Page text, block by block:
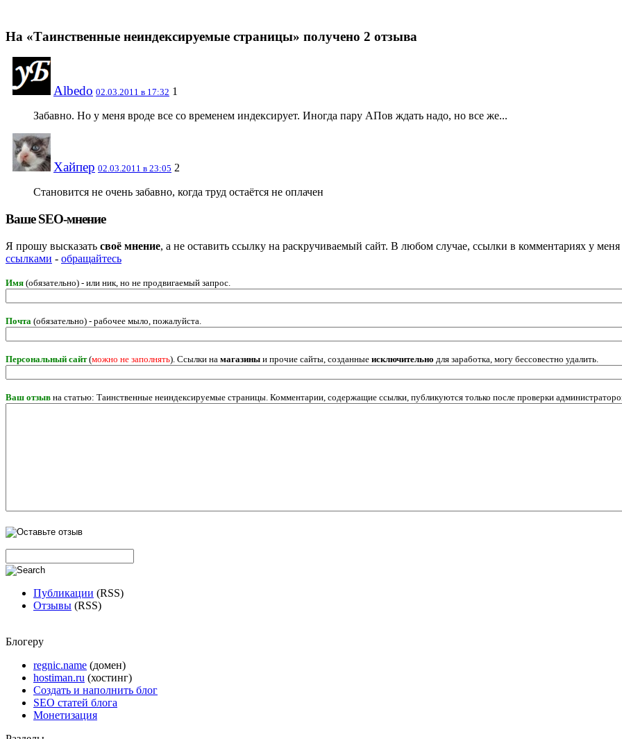
На «Таинственные неиндексируемые страницы» получено 2 отзыва
Albedo 02.03.2011 в 17:32 1
Забавно. Но у меня вроде все со временем индексирует. Иногда пару АПов ждать надо, но все же...
Хайпер 02.03.2011 в 23:05 2
Становится не очень забавно, когда труд остаётся не оплачен
Ваше SEO-мнение
Я прошу высказать своё мнение, а не оставить ссылку на раскручиваемый сайт. В любом случае, ссылки в комментариях у
ссылками - обращайтесь
Имя (обязательно) - или ник, но не продвигаемый запрос.
Почта (обязательно) - рабочее мыло, пожалуйста.
Персональный сайт(можно не заполнять). Ссылки на магазины и прочие сайты, созданные исключительно для заработка, могу бессовестно удалить.
Ваш отзыв на статью: Таинственные неиндексируемые страницы. Комментарии, содержащие ссылки, публикуются только после проверки
Публикации (RSS)
Отзывы (RSS)
Блогеру
regnic.name (домен)
hostiman.ru (хостинг)
Создать и наполнить блог
SEO статей блога
Монетизация